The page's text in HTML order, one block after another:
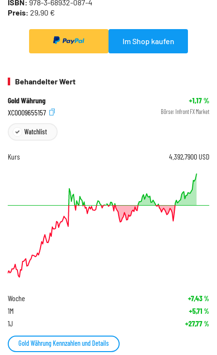
ISBN: 978-3-68932-087-4
Preis: 29,90 €
Im Shop kaufen
Behandelter Wert
Gold Währung +1,17%
XC0009655157
Börse: Infront FX Market
Watchlist
Kurs 4.392,7900 USD
Woche +7,43%
1M +5,71 %
1J +27,77%
Gold Währung Kennzahlen und Details